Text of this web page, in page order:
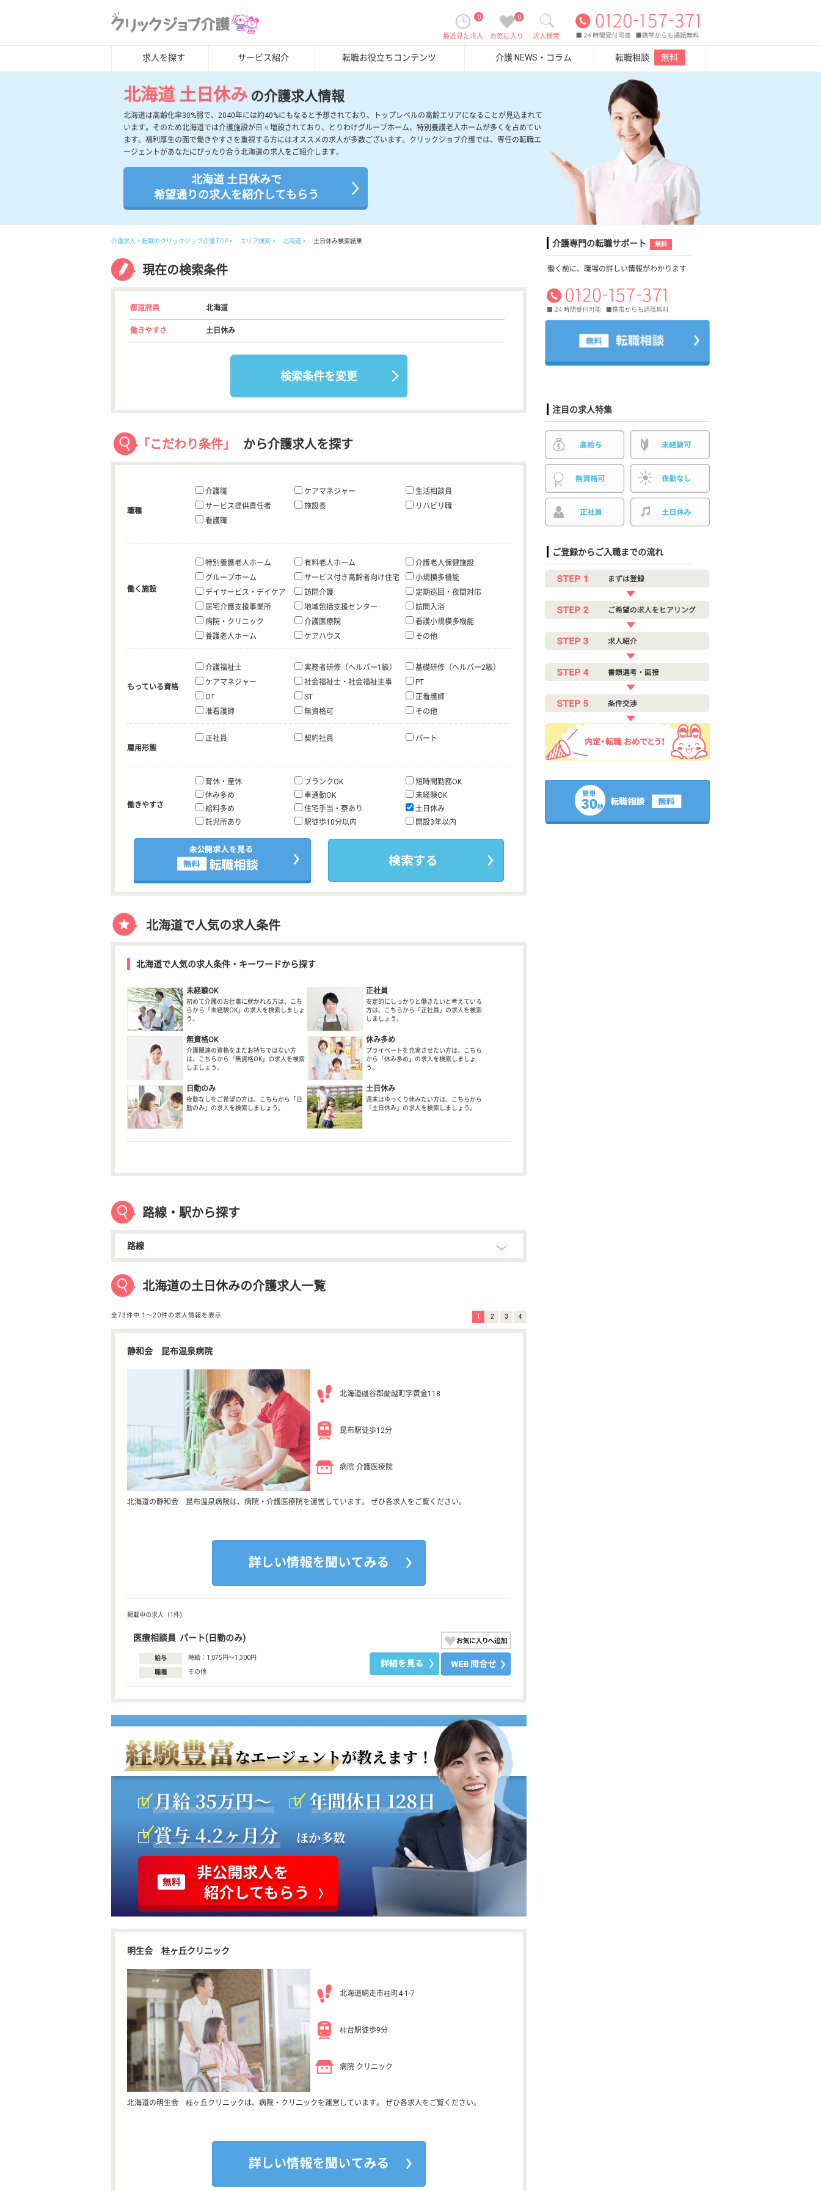
求人検索
0
お気に入り
0
最近見た求人
求人を探す サービス紹介 転職お役立ちコンテンツ 介護 NEWS・コラム 転職相談 無料
北海道 土日休み の介護求人情報
北海道は高齢化率30%弱で、2040年には約40%にもなると予想されており、トップレベルの高齢エリアになることが見込まれて
います。そのため北海道では介護施設が日々増設されており、とりわけグループホーム、特別養護老人ホームが多くを占めてい
ます。福利厚生の面で働きやすさを重視する方にはオススメの求人が多数ございます。クリックジョブ介護では、専任の転職エ
ージェントがあなたにぴったり合う北海道の求人をご紹介します。
北海道 土日休みで
希望通りの求人を紹介してもらう
介護求人・転職のクリックジョブ介護 TOP エリア検索 北海道 土日休み検索結果
現在の検索条件
都道府県 北海道
働きやすさ 土日休み
検索条件を変更
「こだわり条件」 から介護求人を探す
職種
介護職 ケアマネジャー
生活相談員
サービス提供責任者
施設長
リハビリ職
看護職
働く施設
特別養護老人ホーム 有料老人ホーム
介護老人保健施設
グループホーム
サービス付き高齢者向け住宅
小規模多機能
デイサービス・デイケア
訪問介護
定期巡回・夜間対応
居宅介護支援事業所
地域包括支援センター
訪問入浴
病院・クリニック
介護医療院
看護小規模多機能
養護老人ホーム
ケアハウス その他
もっている資格
介護福祉士 実務者研修（ヘルパー1級）
基礎研修（ヘルパー2級）
ケアマネジャー
社会福祉士・社会福祉主事
PT
OT
ST
正看護師
准看護師
無資格可 その他
雇用形態
正社員 契約社員 パート
働きやすさ
育休・産休 ブランクOK
短時間勤務OK
休み多め
車通勤OK
未経験OK
給料多め
住宅手当・寮あり
土日休み
託児所あり
駅徒歩10分以内 開設3年以内
北海道で人気の求人条件
北海道で人気の求人条件・キーワードから探す
未経験OK
初めて介護のお仕事に就かれる方は、こち
らから「未経験OK」の求人を検索しましょ
う。
正社員
安定的にしっかりと働きたいと考えている
方は、こちらから「正社員」の求人を検索
しましょう。
無資格OK
介護関連の資格をまだお持ちではない方
は、こちらから「無資格OK」の求人を検索
しましょう。
休み多め
プライベートを充実させたい方は、こちら
から「休み多め」の求人を検索しましょ
う。
日勤のみ
夜勤なしをご希望の方は、こちらから「日
勤のみ」の求人を検索しましょう。
土日休み
週末はゆっくり休みたい方は、こちらから
「土日休み」の求人を検索しましょう。
路線・駅から探す
路線
北海道の土日休みの介護求人一覧
全73件中 1〜20件の求人情報を表示 1 2 3 4
静和会 昆布温泉病院
北海道磯谷郡蘭越町字黄金118
昆布駅徒歩12分
病院 介護医療院
北海道の静和会 昆布温泉病院は、病院・介護医療院を運営しています。 ぜひ各求人をご覧ください。
掲載中の求人（1件)
医療相談員 パート(日勤のみ)
給与 時給：1,075円〜1,300円
職種 その他
明生会 桂ヶ丘クリニック
北海道網走市桂町4-1-7
桂台駅徒歩9分
病院 クリニック
北海道の明生会 桂ヶ丘クリニックは、病院・クリニックを運営しています。 ぜひ各求人をご覧ください。
介護専門の転職サポート 無料
働く前に、職場の詳しい情報がわかります
注目の求人特集
ご登録からご入職までの流れ